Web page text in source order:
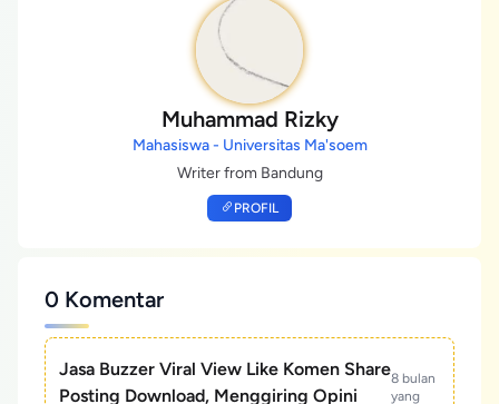
Muhammad Rizky
Mahasiswa - Universitas Ma'soem
Writer from Bandung
PROFIL
0 Komentar
Jasa Buzzer Viral View Like Komen Share
Posting Download, Menggiring Opini
8 bulan
yang